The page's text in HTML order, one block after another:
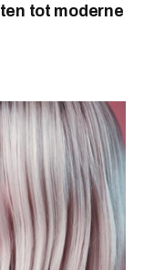
tot moderne